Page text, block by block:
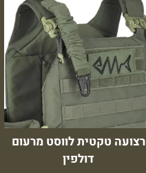
רצועה טקטית לווסט מרעום
דולפין